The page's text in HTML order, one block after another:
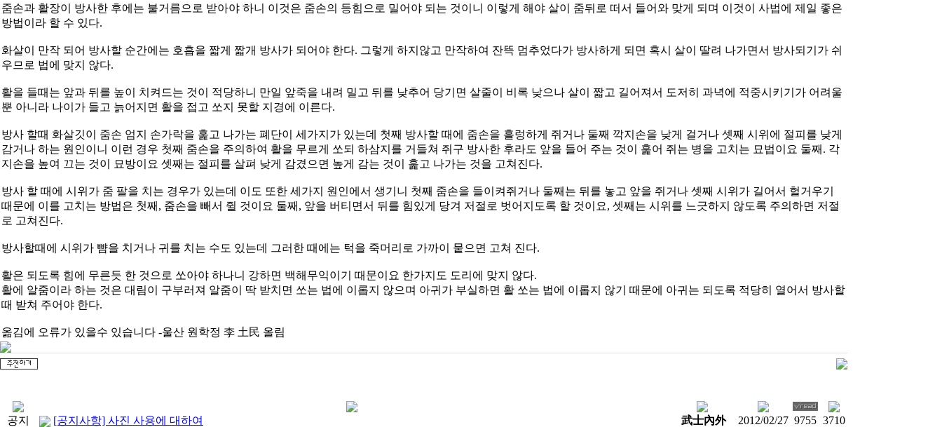
줌손과 활장이 방사한 후에는 불거름으로 받아야 하니 이것은 줌손의 등힘으로 밀어야 되는 것이니 이렇게 해야 살이 줌뒤로 떠서 들어와 맞게 되며 이것이 사법에 제일 좋은
방법이라 할 수 있다.
화살이 만작 되어 방사할 순간에는 호흡을 짧게 짧개 방사가 되어야 한다. 그렇게 하지않고 만작하여 잔뜩 멈추었다가 방사하게 되면 혹시 살이 딸려 나가면서 방사되기가 쉬
우므로 법에 맞지 않다.
활을 들때는 앞과 뒤를 높이 치켜드는 것이 적당하니 만일 앞죽을 내려 밀고 뒤를 낮추어 당기면 살줄이 비록 낮으나 살이 짧고 길어져서 도저히 과녁에 적중시키기가 어려울
뿐 아니라 나이가 들고 늙어지면 활을 접고 쏘지 못할 지경에 이른다.
방사 할때 화살깃이 줌손 엄지 손가락을 훑고 나가는 폐단이 세가지가 있는데 첫째 방사할 때에 줌손을 흘렁하게 쥐거나 둘째 깍지손을 낮게 걸거나 셋째 시위에 절피를 낮게
감거나 하는 원인이니 이런 경우 첫째 줌손을 주의하여 활을 무르게 쏘되 하삼지를 거들쳐 쥐구 방사한 후라도 앞을 들어 주는 것이 훑어 쥐는 병을 고치는 묘법이요 둘째. 각
지손을 높여 끄는 것이 묘방이요 셋째는 절피를 살펴 낮게 감겼으면 높게 감는 것이 훑고 나가는 것을 고쳐진다.
방사 할 때에 시위가 줌 팔을 치는 경우가 있는데 이도 또한 세가지 원인에서 생기니 첫째 줌손을 들이켜쥐거나 둘째는 뒤를 놓고 앞을 쥐거나 셋째 시위가 길어서 헐거우기
때문에 이를 고치는 방법은 첫째, 줌손을 빼서 쥘 것이요 둘째, 앞을 버티면서 뒤를 힘있게 당겨 저절로 벗어지도록 할 것이요, 셋째는 시위를 느긋하지 않도록 주의하면 저절
로 고쳐진다.
방사할때에 시위가 뺨을 치거나 귀를 치는 수도 있는데 그러한 때에는 턱을 죽머리로 가까이 뭍으면 고쳐 진다.
활은 되도록 힘에 무른듯 한 것으로 쏘아야 하나니 강하면 백해무익이기 때문이요 한가지도 도리에 맞지 않다.
활에 알줌이라 하는 것은 대림이 구부러져 알줌이 딱 받치면 쏘는 법에 이롭지 않으며 아귀가 부실하면 활 쏘는 법에 이롭지 않기 때문에 아귀는 되도록 적당히 열어서 방사할
때 받쳐 주어야 한다.
옮김에 오류가 있을수 있습니다 -울산 원학정 李 土民 올림
공지 [공지사항] 사진 사용에 대하여 武士內外 2012/02/27 9755 3710